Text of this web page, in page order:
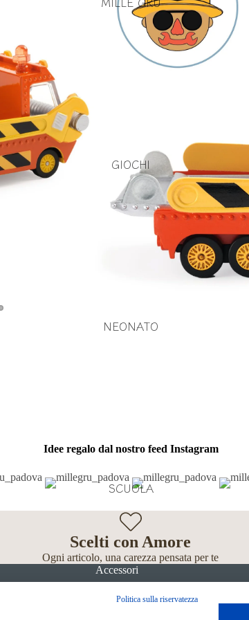
GIOCHI
NEONATO
SCUOLA
Idee regalo dal nostro feed Instagram
Scelti con Amore
Ogni articolo, una carezza pensata per te
Accessori
Politica sulla riservatezza